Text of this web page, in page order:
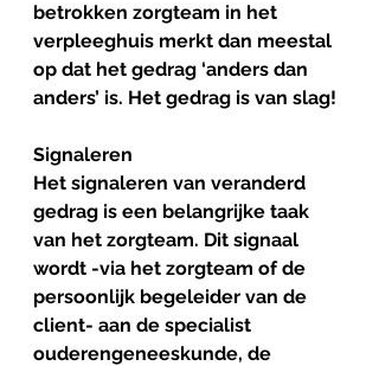
betrokken zorgteam in het
verpleeghuis merkt dan meestal
op dat het gedrag ‘anders dan
anders’ is. Het gedrag is van slag!
Signaleren
Het signaleren van veranderd
gedrag is een belangrijke taak
van het zorgteam. Dit signaal
wordt -via het zorgteam of de
persoonlijk begeleider van de
client- aan de specialist
ouderengeneeskunde, de